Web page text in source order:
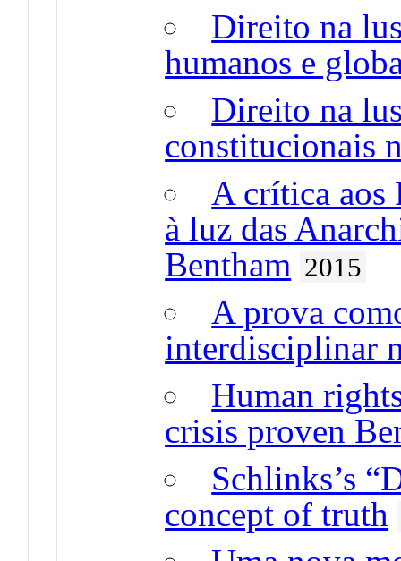
Direito na
humanos e
Direito na
constitucionais
A crítica aos
à luz das
Bentham 2015
A prova
interdisciplinar
Human
crisis proven
Schlinks’s
concept of truth